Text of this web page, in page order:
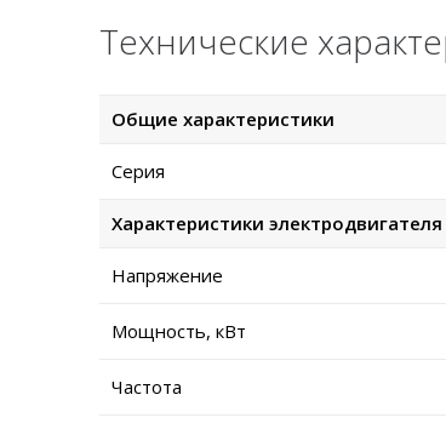
Технические
Общие характеристики
Серия
Характеристики электродвигателя
Напряжение
Мощность, кВт
Частота